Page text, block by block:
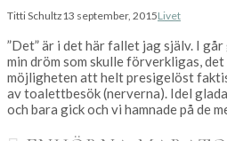
Titti Schultz13 september, 2015Livet
”Det” är i det här fallet jag själv. I
min dröm som skulle förverkligas,
möjligheten att helt presigelöst
av toalettbesök (nerverna). Idel
och bara gick och vi hamnade på de